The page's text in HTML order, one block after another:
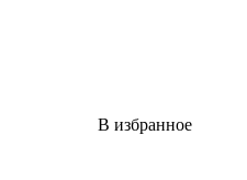
В избранное